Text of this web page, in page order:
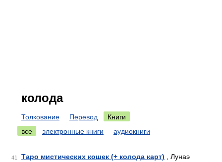
колода
Толкование Перевод
Книги
все
электронные книги аудиокниги
41 Таро мистических кошек (+ колода карт) , Лунаэ